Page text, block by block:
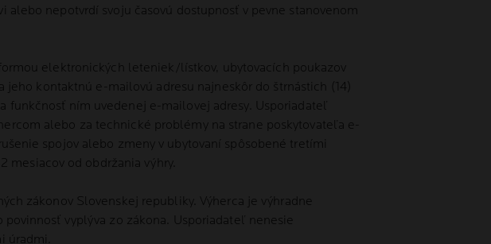
nepotvrdí svoju časovú dostupnosť v pevne stanovenom
elektronických leteniek/lístkov, ubytovacích poukazov
kontaktnú e-mailovú adresu najneskôr do štrnástich (14)
ním uvedenej e-mailovej adresy. Usporiadateľ
alebo za technické problémy na strane poskytovateľa e-
spojov alebo zmeny v ubytovaní spôsobené tretími
mesiacov od obdržania výhry.
zákonov Slovenskej republiky. Výherca je výhradne
vyplýva zo zákona. Usporiadateľ nenesie